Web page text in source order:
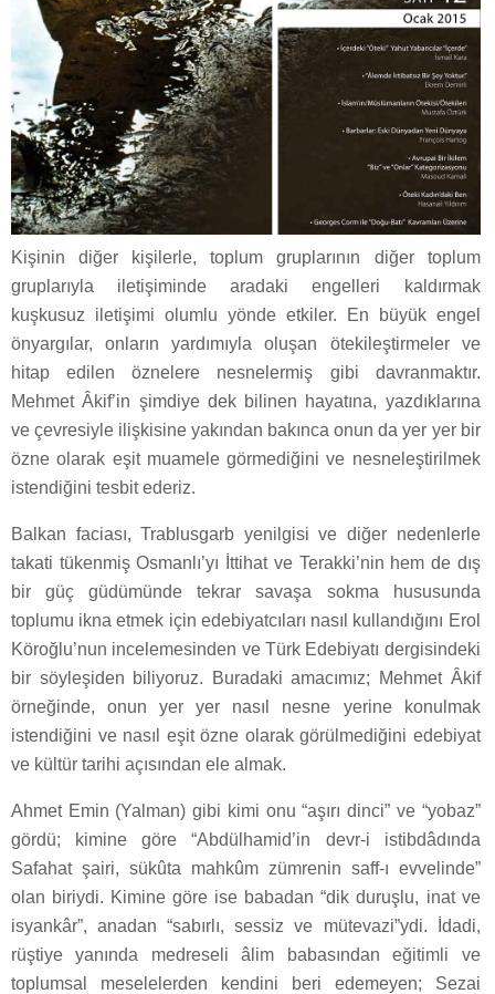
Kişinin diğer kişilerle, toplum gruplarının diğer toplum
gruplarıyla iletişiminde aradaki engelleri kaldırmak
kuşkusuz iletişimi olumlu yönde etkiler. En büyük engel
önyargılar, onların yardımıyla oluşan ötekileştirmeler ve
hitap edilen öznelere nesnelermiş gibi davranmaktır.
Mehmet Âkif’in şimdiye dek bilinen hayatına, yazdıklarına
ve çevresiyle ilişkisine yakından bakınca onun da yer yer bir
özne olarak eşit muamele görmediğini ve nesneleştirilmek
istendiğini tesbit ederiz.
Balkan faciası, Trablusgarb yenilgisi ve diğer nedenlerle
takati tükenmiş Osmanlı’yı İttihat ve Terakki’nin hem de dış
bir güç güdümünde tekrar savaşa sokma hususunda
toplumu ikna etmek için edebiyatcıları nasıl kullandığını Erol
Köroğlu’nun incelemesinden ve Türk Edebiyatı dergisindeki
bir söyleşiden biliyoruz. Buradaki amacımız; Mehmet Âkif
örneğinde, onun yer yer nasıl nesne yerine konulmak
istendiğini ve nasıl eşit özne olarak görülmediğini edebiyat
ve kültür tarihi açısından ele almak.
Ahmet Emin (Yalman) gibi kimi onu “aşırı dinci” ve “yobaz”
gördü; kimine göre “Abdülhamid’in devr-i istibdâdında
Safahat şairi, sükûta mahkûm zümrenin saff-ı evvelinde”
olan biriydi. Kimine göre ise babadan “dik duruşlu, inat ve
isyankâr”, anadan “sabırlı, sessiz ve mütevazi”ydi. İdadi,
rüştiye yanında medreseli âlim babasından eğitimli ve
toplumsal meselelerden kendini beri edemeyen; Sezai